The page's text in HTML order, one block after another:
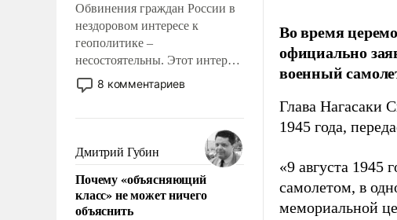
Обвинения граждан России в
нездоровом интересе к
геополитике –
несостоятельны. Этот интерес
рационален и прагматичен. Он
обусловлен тысячелетним
фундаментальным знанием,
что мировая политика имеет
свойство заявляться на порог
нашего дома.
8 комментариев
Дмитрий Губин
Почему «объясняющий
класс» не может ничего
объяснить
Во время
официально
военный
Глава Нагасаки
1945 года,
«9 августа 1945
самолетом, в
мемориальной